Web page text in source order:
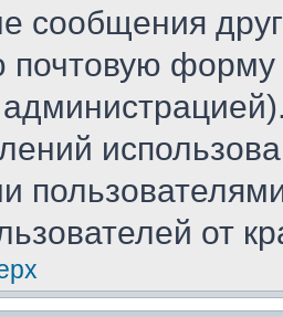
сообщения
почтовую
от